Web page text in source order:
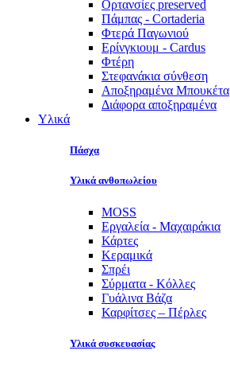
Ορτανσίες preserved
Πάμπας - Cortaderia
Φτερά Παγωνιού
Ερίνγκιουμ - Cardus
Φτέρη
Στεφανάκια σύνθεση
Αποξηραμένα Μπουκέτα
Διάφορα αποξηραμένα
Υλικά
Πάσχα
Υλικά ανθοπωλείου
MOSS
Εργαλεία - Μαχαιράκια
Κάρτες
Κεραμικά
Σπρέι
Σύρματα - Κόλλες
Γυάλινα Βάζα
Καρφίτσες – Πέρλες
Υλικά συσκευασίας